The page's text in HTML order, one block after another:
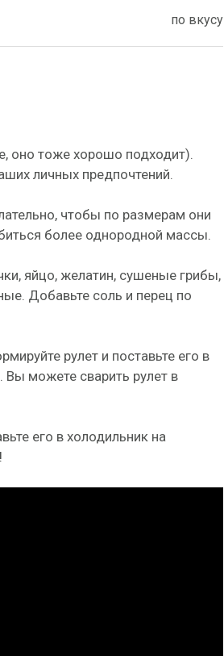
по вкусу
оно тоже хорошо подходит).
личных предпочтений.
чтобы по размерам они
более однородной массы.
яйцо, желатин, сушеные грибы,
Добавьте соль и перец по
рулет и поставьте его в
Вы можете сварить рулет в
его в холодильник на